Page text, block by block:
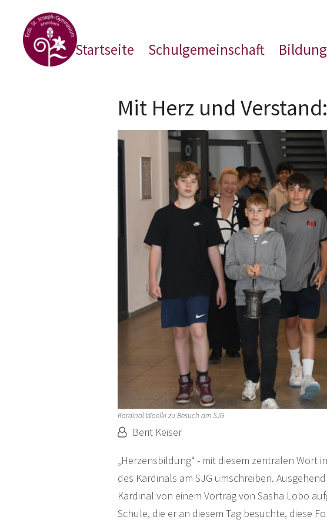
Zum Inhalt springen
Startseite Schulgemeinschaft
Mit Herz und
Kardinal Woelki zu Besuch am SJG
Von:Berit Keiser
„Herzensbildung“ - mit diesem zentralen Wort
des Kardinals am SJG umschreiben.
Kardinal von einem Vortrag von Sasha Lobo
Schule, die er an diesem Tag besuchte, diese